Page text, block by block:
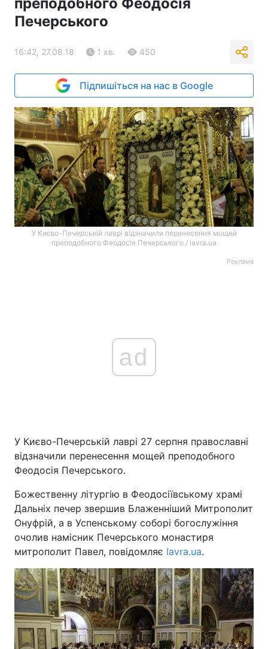
Печерського
16:42, 27.08.18 1 хв. 450
Підпишіться на нас в Google
У Києво-Печерській лаврі відзначили перенесення мощей
преподобного Феодосія Печерського / lavra.ua
Реклама
ad
У Києво-Печерській лаврі 27 серпня православні
відзначили перенесення мощей преподобного
Феодосія Печерського.
Божественну літургію в Феодосіївському храмі
Дальніх печер звершив Блаженніший Митрополит
Онуфрій, а в Успенському соборі богослужіння
очолив намісник Печерського монастиря
митрополит Павел, повідомляє lavra.ua.